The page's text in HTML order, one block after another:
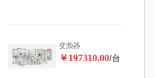
变频器
￥197310.00/台